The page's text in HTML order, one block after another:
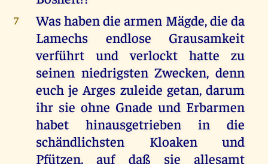
7
Was haben die armen Mägde, die da
Lamechs endlose Grausamkeit
verführt und verlockt hatte zu
seinen niedrigsten Zwecken, denn
euch je Arges zuleide getan, darum
ihr sie ohne Gnade und Erbarmen
habet hinausgetrieben in die
schändlichsten Kloaken und
Pfützen, auf daß sie allesamt